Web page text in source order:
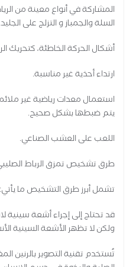
المشاركة في أنواع معينة من
السلة والجمباز و التزلج على الجليد.
أشكال الحركة الخاطئة، كتحريك
ارتداء أحذية غير مناسبة.
استعمال معدات رياضية غير
يتم ضبطها بشكل صحيح.
اللعب على العشب الصناعي.
طرق تشخيص تمزق الرباط
تشمل أبرز طرق التشخيص ما يأتي:
قد تحتاج إلى إجراء أشعة
ولكن لا تظهر الأشعة السينية
تُستخدم تقنية التصوير بالرنين